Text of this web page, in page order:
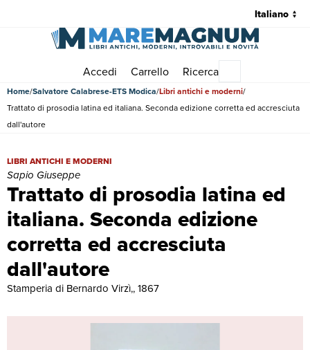
Accedi Carrello Ricerca
Home Salvatore Calabrese-ETS Modica Libri antichi e moderni
Trattato di prosodia latina ed italiana. Seconda edizione corretta ed accresciuta
dall'autore
Trattato di prosodia latina ed
italiana. Seconda edizione
corretta ed accresciuta
dall'autore
Trattato di prosodia latina ed italiana. Seconda edizione corretta
LIBRI ANTICHI E MODERNI
Sapio Giuseppe
Stamperia di Bernardo Virzì,, 1867